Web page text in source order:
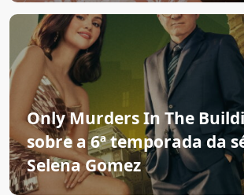
Only Murders In The
sobre a 6ª temporada da
Selena Gomez